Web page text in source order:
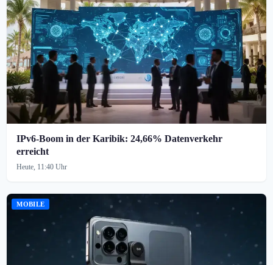
IPv6-Boom in der Karibik: 24,66% Datenverkehr
erreicht
Heute, 11:40 Uhr
MOBILE